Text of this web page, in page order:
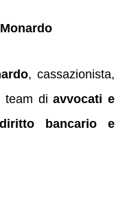
, cassazionista,
team diavvocati e
bancario e